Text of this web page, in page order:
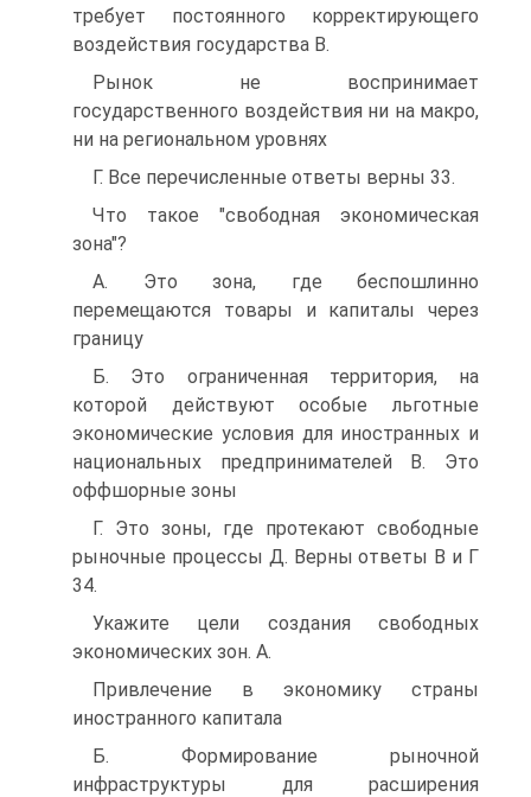
требует постоянного корректирующего
воздействия государства B.
Рынок не воспринимает
государственного воздействия ни на макро,
ни на региональном уровнях
Г. Все перечисленные ответы верны 33.
Что такое "свободная экономическая
зона"?
А. Это зона, где беспошлинно
перемещаются товары и капиталы через
границу
Б. Это ограниченная территория, на
которой действуют особые льготные
экономические условия для иностранных и
национальных предпринимателей В. Это
оффшорные зоны
Г. Это зоны, где протекают свободные
рыночные процессы Д. Верны ответы В и Г
34.
Укажите цели создания свободных
экономических зон. A.
Привлечение в экономику страны
иностранного капитала
Б. Формирование рыночной
инфраструктуры для расширения